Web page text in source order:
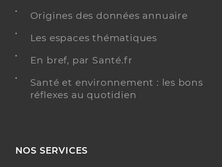
Origines des données annuaire
Les espaces thématiques
En bref, par Santé.fr
Santé et environnement : les bons
réflexes au quotidien
NOS SERVICES